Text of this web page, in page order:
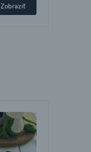
Zobraziť